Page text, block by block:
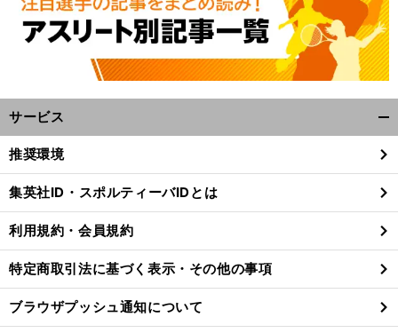
2020
J1
サービス
閉
る
推奨環境
集英社ID・スポルティーバIDとは
利用規約・会員規約
特定商取引法に基づく表示・その他の事項
ブラウザプッシュ通知について